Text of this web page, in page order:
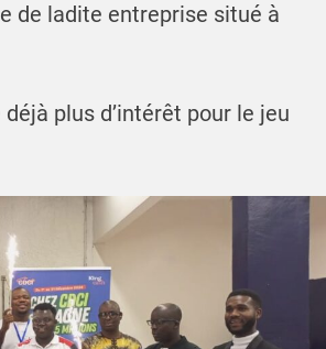
de ladite entreprise situé à
plus d’intérêt pour le jeu